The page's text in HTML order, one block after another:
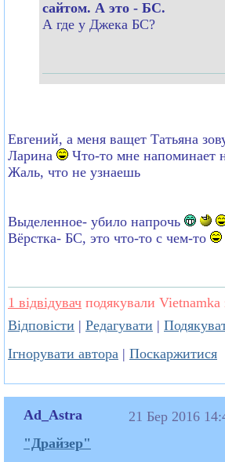
сайтом. А это - БС.
А где у Джека БС?
Евгений, а меня ващет Татьяна
Ларина
Что-то мне напоминает
Жаль, что не узнаешь
Выделенное- убило напрочь
Вёрстка- БС, это что-то с чем-то
1 відвідувач подякували Vietnamka
Відповісти | Редагувати |
Ігнорувати автора | Поскаржитися
Ad_Astra
"Драйзер"
21 Бер 2016